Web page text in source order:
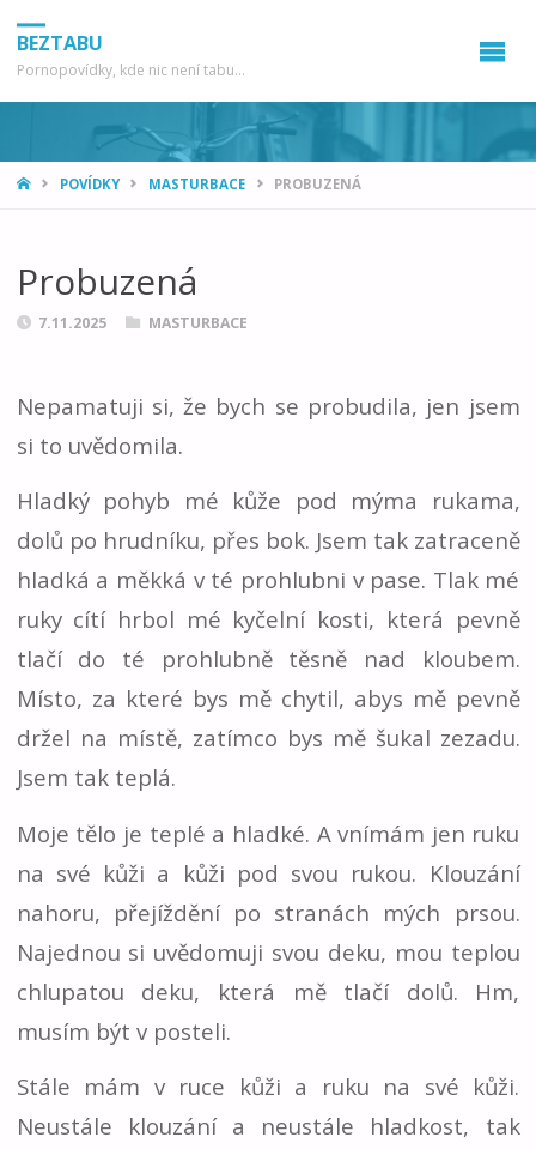
BEZTABU
Pornopovídky, kde nic není tabu...
HOMEPOVÍDKY MASTURBACE PROBUZENÁ
Probuzená
7.11.2025 MASTURBACE
Nepamatuji si, že bych se probudila, jen jsem
si to uvědomila.
Hladký pohyb mé kůže pod mýma rukama,
dolů po hrudníku, přes bok. Jsem tak zatraceně
hladká a měkká v té prohlubni v pase. Tlak mé
ruky cítí hrbol mé kyčelní kosti, která pevně
tlačí do té prohlubně těsně nad kloubem.
Místo, za které bys mě chytil, abys mě pevně
držel na místě, zatímco bys mě šukal zezadu.
Jsem tak teplá.
Moje tělo je teplé a hladké. A vnímám jen ruku
na své kůži a kůži pod svou rukou. Klouzání
nahoru, přejíždění po stranách mých prsou.
Najednou si uvědomuji svou deku, mou teplou
chlupatou deku, která mě tlačí dolů. Hm,
musím být v posteli.
Stále mám v ruce kůži a ruku na své kůži.
Neustále klouzání a neustále hladkost, tak